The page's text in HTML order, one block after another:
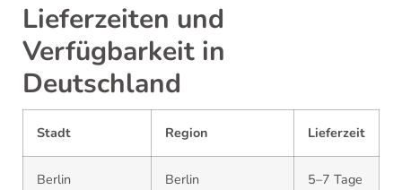
Lieferzeiten und
Verfügbarkeit in
Deutschland
Stadt Region Lieferzeit
Berlin Berlin 5–7 Tage